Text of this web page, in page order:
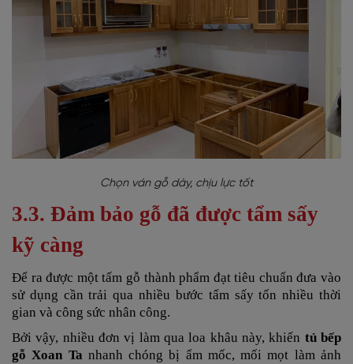
Chọn ván gỗ dày, chịu lực tốt
3.3. Đảm bảo gỗ đã được tẩm sấy
kỹ càng
Để ra được một tấm gỗ thành phẩm đạt tiêu chuẩn đưa vào
sử dụng cần trải qua nhiều bước tẩm sấy tốn nhiều thời
gian và công sức nhân công.
Bởi vậy, nhiều đơn vị làm qua loa khâu này, khiến tủ bếp
gỗ Xoan Ta nhanh chóng bị ẩm mốc, mối mọt làm ảnh